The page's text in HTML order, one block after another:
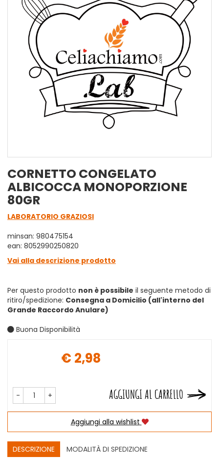
CORNETTO CONGELATO
ALBICOCCA MONOPORZIONE
80GR
LABORATORIO GRAZIOSI
minsan: 980475154
ean: 8052990250820
Vai alla descrizione prodotto
Per questo prodotto non è possibile il seguente metodo di
ritiro/spedizione: Consegna a Domicilio (all'interno del
Grande Raccordo Anulare)
Buona Disponibilità
€ 2,98
- + AGGIUNGI AL CARRELLO
Aggiungi alla wishlist
DESCRIZIONE
MODALITÀ DI SPEDIZIONE